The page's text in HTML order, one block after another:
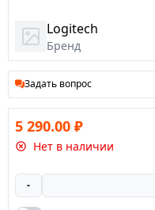
Logitech
Бренд
Задать вопрос
5 290.00 ₽
Нет в наличии
-